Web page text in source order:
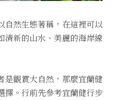
自然生態著稱，在這裡可以
清新的山水、美麗的海岸線
是觀賞大自然，那麼宜蘭健
擇。行前先參考宜蘭健行步